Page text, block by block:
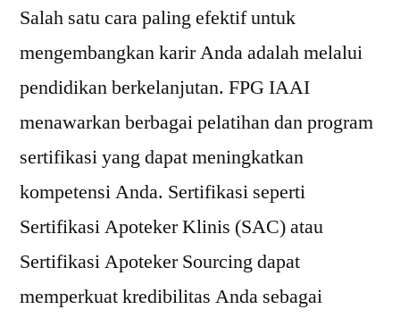
Salah satu cara paling efektif untuk
mengembangkan karir Anda adalah melalui
pendidikan berkelanjutan. FPG IAAI
menawarkan berbagai pelatihan dan program
sertifikasi yang dapat meningkatkan
kompetensi Anda. Sertifikasi seperti
Sertifikasi Apoteker Klinis (SAC) atau
Sertifikasi Apoteker Sourcing dapat
memperkuat kredibilitas Anda sebagai